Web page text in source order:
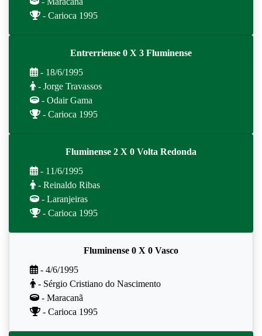
- Carioca 1995
Entrerriense 0 X 3 Fluminense
- 18/6/1995
- Jorge Travassos
- Odair Gama
- Carioca 1995
Fluminense 2 X 0 Volta Redonda
- 11/6/1995
- Reinaldo Ribas
- Laranjeiras
- Carioca 1995
Fluminense 0 X 0 Vasco
- 4/6/1995
- Sérgio Cristiano do Nascimento
- Maracanã
- Carioca 1995